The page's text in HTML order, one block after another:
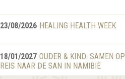
23/08/2026 HEALING HEALTH WEEK
18/01/2027 OUDER & KIND: SAMEN OP
REIS NAAR DE SAN IN NAMIBIË